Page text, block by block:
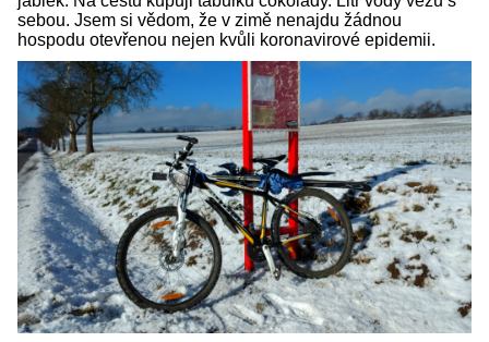
sebou. Jsem si vědom, že v zimě nenajdu žádnou
hospodu otevřenou nejen kvůli koronavirové epidemii.